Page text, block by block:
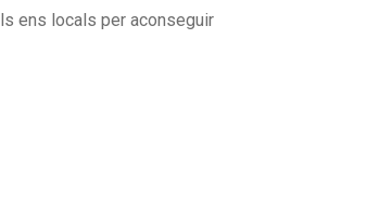
ens locals per aconseguir